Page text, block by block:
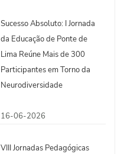
Sucesso Absoluto: I Jornada
da Educação de Ponte de
Lima Reúne Mais de 300
Participantes em Torno da
Neurodiversidade
16-06-2026
VIII Jornadas Pedagógicas